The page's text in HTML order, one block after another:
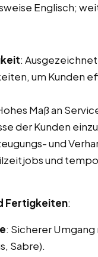
Englisch;
:
um Kunden
Maß an
der Kunden
und
und
Fertigkeiten:
: Sicherer
Sabre).